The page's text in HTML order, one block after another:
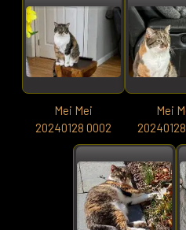
Mei Mei
20240128 0002
Mei